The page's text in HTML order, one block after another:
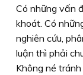
Có những vấn
khoát. Có
nghiên cứu,
luận thì phải
Không né